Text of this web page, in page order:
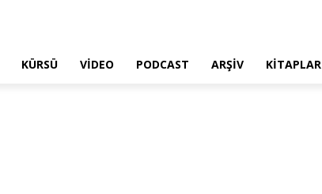
KÜRSÜ VIDEO PODCAST ARŞIV KITAPLAR